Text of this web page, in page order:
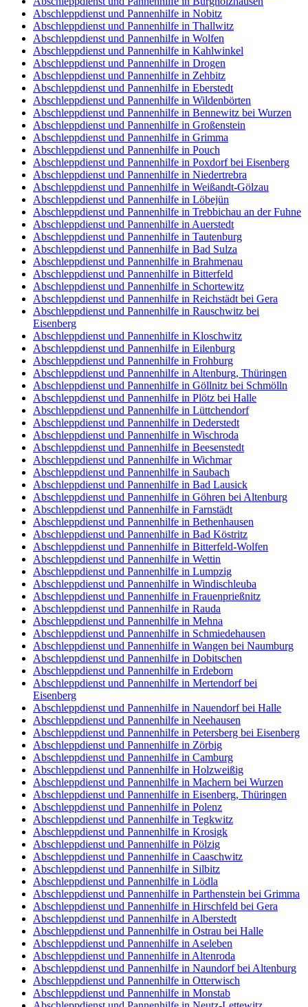
Abschleppdienst und Pannenhilfe in Nobitz
Abschleppdienst und Pannenhilfe in Thallwitz
Abschleppdienst und Pannenhilfe in Wolfen
Abschleppdienst und Pannenhilfe in Kahlwinkel
Abschleppdienst und Pannenhilfe in Drogen
Abschleppdienst und Pannenhilfe in Zehbitz
Abschleppdienst und Pannenhilfe in Eberstedt
Abschleppdienst und Pannenhilfe in Wildenbörten
Abschleppdienst und Pannenhilfe in Bennewitz bei Wurzen
Abschleppdienst und Pannenhilfe in Großenstein
Abschleppdienst und Pannenhilfe in Grimma
Abschleppdienst und Pannenhilfe in Pouch
Abschleppdienst und Pannenhilfe in Poxdorf bei Eisenberg
Abschleppdienst und Pannenhilfe in Niedertrebra
Abschleppdienst und Pannenhilfe in Weißandt-Gölzau
Abschleppdienst und Pannenhilfe in Löbejün
Abschleppdienst und Pannenhilfe in Trebbichau an der Fuhne
Abschleppdienst und Pannenhilfe in Auerstedt
Abschleppdienst und Pannenhilfe in Tautenburg
Abschleppdienst und Pannenhilfe in Bad Sulza
Abschleppdienst und Pannenhilfe in Brahmenau
Abschleppdienst und Pannenhilfe in Bitterfeld
Abschleppdienst und Pannenhilfe in Schortewitz
Abschleppdienst und Pannenhilfe in Reichstädt bei Gera
Abschleppdienst und Pannenhilfe in Rauschwitz bei
Eisenberg
Abschleppdienst und Pannenhilfe in Kloschwitz
Abschleppdienst und Pannenhilfe in Eilenburg
Abschleppdienst und Pannenhilfe in Frohburg
Abschleppdienst und Pannenhilfe in Altenburg, Thüringen
Abschleppdienst und Pannenhilfe in Göllnitz bei Schmölln
Abschleppdienst und Pannenhilfe in Plötz bei Halle
Abschleppdienst und Pannenhilfe in Lüttchendorf
Abschleppdienst und Pannenhilfe in Dederstedt
Abschleppdienst und Pannenhilfe in Wischroda
Abschleppdienst und Pannenhilfe in Beesenstedt
Abschleppdienst und Pannenhilfe in Wichmar
Abschleppdienst und Pannenhilfe in Saubach
Abschleppdienst und Pannenhilfe in Bad Lausick
Abschleppdienst und Pannenhilfe in Göhren bei Altenburg
Abschleppdienst und Pannenhilfe in Farnstädt
Abschleppdienst und Pannenhilfe in Bethenhausen
Abschleppdienst und Pannenhilfe in Bad Köstritz
Abschleppdienst und Pannenhilfe in Bitterfeld-Wolfen
Abschleppdienst und Pannenhilfe in Wettin
Abschleppdienst und Pannenhilfe in Lumpzig
Abschleppdienst und Pannenhilfe in Windischleuba
Abschleppdienst und Pannenhilfe in Frauenprießnitz
Abschleppdienst und Pannenhilfe in Rauda
Abschleppdienst und Pannenhilfe in Mehna
Abschleppdienst und Pannenhilfe in Schmiedehausen
Abschleppdienst und Pannenhilfe in Wangen bei Naumburg
Abschleppdienst und Pannenhilfe in Dobitschen
Abschleppdienst und Pannenhilfe in Erdeborn
Abschleppdienst und Pannenhilfe in Mertendorf bei
Eisenberg
Abschleppdienst und Pannenhilfe in Nauendorf bei Halle
Abschleppdienst und Pannenhilfe in Neehausen
Abschleppdienst und Pannenhilfe in Petersberg bei Eisenberg
Abschleppdienst und Pannenhilfe in Zörbig
Abschleppdienst und Pannenhilfe in Camburg
Abschleppdienst und Pannenhilfe in Holzweißig
Abschleppdienst und Pannenhilfe in Machern bei Wurzen
Abschleppdienst und Pannenhilfe in Eisenberg, Thüringen
Abschleppdienst und Pannenhilfe in Polenz
Abschleppdienst und Pannenhilfe in Tegkwitz
Abschleppdienst und Pannenhilfe in Krosigk
Abschleppdienst und Pannenhilfe in Pölzig
Abschleppdienst und Pannenhilfe in Caaschwitz
Abschleppdienst und Pannenhilfe in Silbitz
Abschleppdienst und Pannenhilfe in Lödla
Abschleppdienst und Pannenhilfe in Parthenstein bei Grimma
Abschleppdienst und Pannenhilfe in Hirschfeld bei Gera
Abschleppdienst und Pannenhilfe in Alberstedt
Abschleppdienst und Pannenhilfe in Ostrau bei Halle
Abschleppdienst und Pannenhilfe in Aseleben
Abschleppdienst und Pannenhilfe in Altenroda
Abschleppdienst und Pannenhilfe in Naundorf bei Altenburg
Abschleppdienst und Pannenhilfe in Otterwisch
Abschleppdienst und Pannenhilfe in Monstab